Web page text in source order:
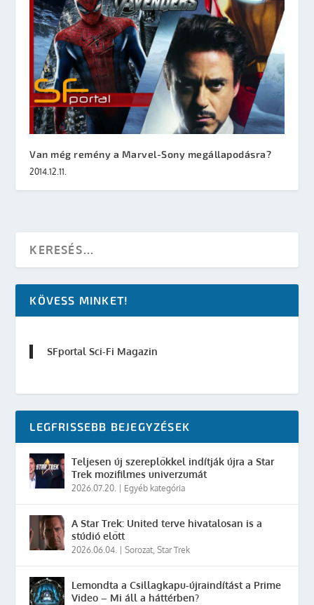
Van még remény a Marvel-Sony megállapodásra?
2014.12.11.
KÖVESS MINKET!
SFportal Sci-Fi Magazin
LEGFRISSEBB BEJEGYZÉSEK
Teljesen új szereplőkkel indítják újra a Star
Trek mozifilmes univerzumát
2026.07.20. Egyéb kategória
A Star Trek: United terve hivatalosan is a
stúdió előtt
2026.06.04. |Sorozat,Star Trek
Lemondta a Csillagkapu-újraindítást a Prime
Video – Mi áll a háttérben?